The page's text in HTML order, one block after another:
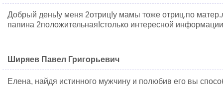
Добрый день!у меня 2отриц!у мамы тоже отриц.по
папина 2положительная!столько интересной
Ширяев Павел Григорьевич
Елена, найдя истинного мужчину и полюбив его вы